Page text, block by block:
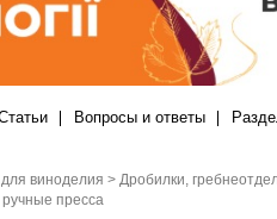
Вопросы и ответы
виноделия > Дробилки,
ручные пресса